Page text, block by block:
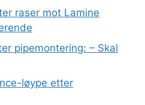
raser mot Lamine
pipemontering: – Skal
løype etter